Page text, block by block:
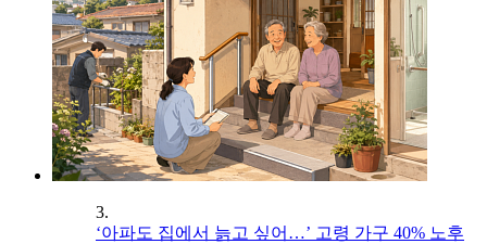
3.
‘아파도 집에서 늙고 싶어…’ 고령 가구 40% 노후